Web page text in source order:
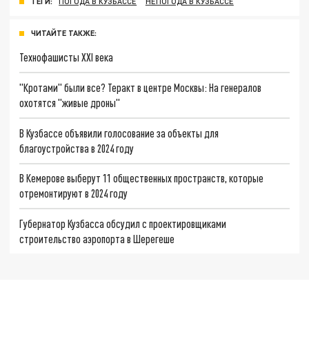
ЧИТАЙТЕ ТАКЖЕ:
Технофашисты XXI века
"Кротами" были все? Теракт в центре Москвы: На генералов
охотятся "живые дроны"
В Кузбассе объявили голосование за объекты для
благоустройства в 2024 году
В Кемерове выберут 11 общественных пространств, которые
отремонтируют в 2024 году
Губернатор Кузбасса обсудил с проектировщиками
строительство аэропорта в Шерегеше